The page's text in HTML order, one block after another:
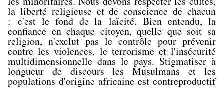
la liberté religieuse et de conscience de chacun
: c'est le fond de la laïcité. Bien entendu, la
confiance en chaque citoyen, quelle que soit sa
religion, n'exclut pas le contrôle pour prévenir
contre les violences, le terrorisme et l'insécurité
multidimensionnelle dans le pays. Stigmatiser à
longueur de discours les Musulmans et les
populations d'origine africaine est contreproductif